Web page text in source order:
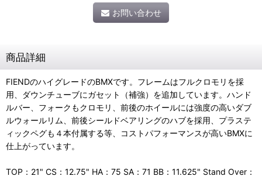
お問い合わせ
商品詳細
FIENDのハイグレードのBMXです。フレームはフルクロモリを採
用、ダウンチューブにガセット（補強）を追加しています。ハンド
ルバー、フォークもクロモリ、前後のホイールには強度の高いダブ
ルウォールリム、前後シールドベアリングのハブを採用、プラステ
ィックペグも４本付属する等、コストパフォーマンスが高いBMXに
仕上がっています。
TOP：21" CS：12.75" HA：75 SA：71 BB：11.625" Stand Over：